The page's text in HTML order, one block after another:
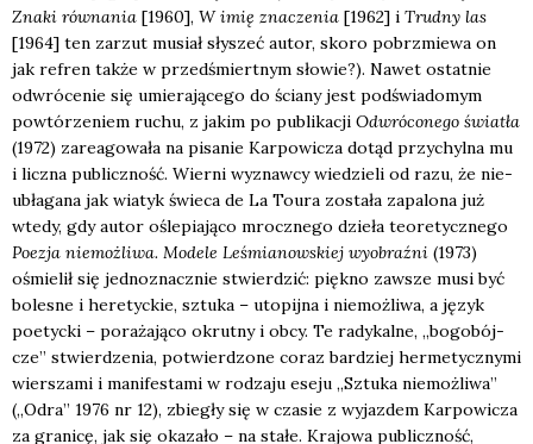
Zna­ki rów­na­nia [1960], W imię zna­cze­nia [1962] i Trud­ny las
[1964] ten zarzut musiał sły­szeć autor, sko­ro pobrzmie­wa on
jak refren tak­że w przed­śmiert­nym sło­wie?). Nawet ostat­nie
odwró­ce­nie się umie­ra­ją­ce­go do ścia­ny jest pod­świa­do­mym
powtó­rze­niem ruchu, z jakim po publi­ka­cji Odwró­co­ne­go świa­tła
(1972) zare­ago­wa­ła na pisa­nie Kar­po­wi­cza dotąd przy­chyl­na mu
i licz­na publicz­ność. Wier­ni wyznaw­cy wie­dzie­li od razu, że nie­
ubła­ga­na jak wia­tyk świe­ca de La Toura zosta­ła zapa­lo­na już
wte­dy, gdy autor ośle­pia­ją­co mrocz­ne­go dzie­ła teo­re­tycz­ne­go
Poezja nie­moż­li­wa. Mode­le Leśmia­now­skiej wyobraź­ni (1973)
ośmie­lił się jed­no­znacz­nie stwier­dzić: pięk­no zawsze musi być
bole­sne i here­tyc­kie, sztu­ka – uto­pij­na i nie­moż­li­wa, a język
poetyc­ki – pora­ża­ją­co okrut­ny i obcy. Te rady­kal­ne, „bogo­bój­
cze” stwier­dze­nia, potwier­dzo­ne coraz bar­dziej her­me­tycz­ny­mi
wier­sza­mi i mani­fe­sta­mi w rodza­ju ese­ju „Sztu­ka nie­moż­li­wa”
(„Odra” 1976 nr 12), zbie­gły się w cza­sie z wyjaz­dem Kar­po­wi­cza
za gra­ni­cę, jak się oka­za­ło – na sta­łe. Kra­jo­wa publicz­ność,